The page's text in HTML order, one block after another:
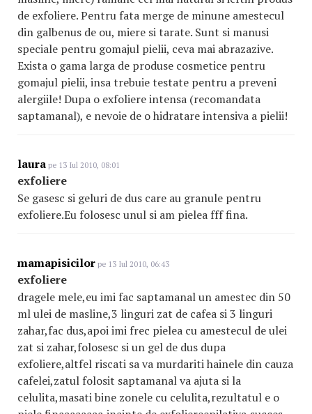
de exfoliere. Pentru fata merge de minune amestecul
din galbenus de ou, miere si tarate. Sunt si manusi
speciale pentru gomajul pielii, ceva mai abrazazive.
Exista o gama larga de produse cosmetice pentru
gomajul pielii, insa trebuie testate pentru a preveni
alergiile! Dupa o exfoliere intensa (recomandata
saptamanal), e nevoie de o hidratare intensiva a pielii!
laura pe 13 Iul 2010, 08:01
exfoliere
Se gasesc si geluri de dus care au granule pentru
exfoliere.Eu folosesc unul si am pielea fff fina.
mamapisicilor pe 13 Iul 2010, 06:43
exfoliere
dragele mele,eu imi fac saptamanal un amestec din 50
ml ulei de masline,3 linguri zat de cafea si 3 linguri
zahar,fac dus,apoi imi frec pielea cu amestecul de ulei
zat si zahar,folosesc si un gel de dus dupa
exfoliere,altfel riscati sa va murdariti hainele din cauza
cafelei,zatul folosit saptamanal va ajuta si la
celulita,masati bine zonele cu celulita,rezultatul e o